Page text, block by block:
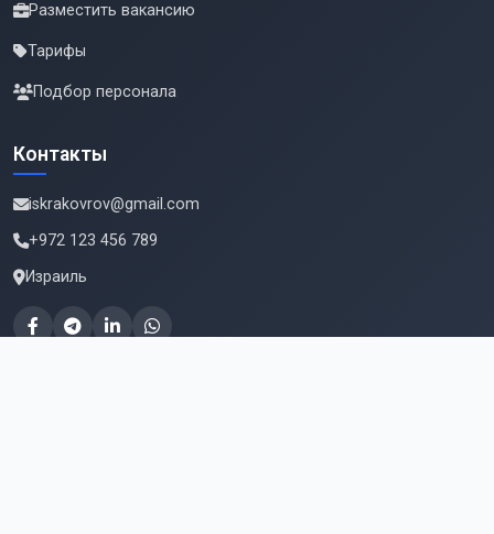
Разместить вакансию
Тарифы
Подбор персонала
Контакты
iskrakovrov@gmail.com
+972 123 456 789
Израиль